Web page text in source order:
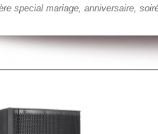
special mariage, anniversaire,